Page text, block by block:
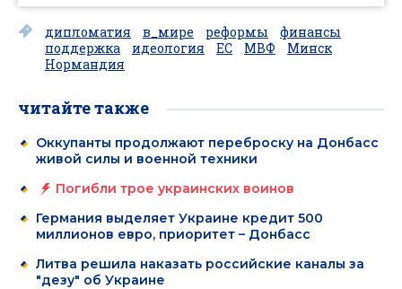
дипломатия в_мире реформы
финансы
поддержка
идеология ЕС МВФ
Минск
Нормандия
читайте также
Оккупанты продолжают переброску на Донбасс
живой силы и военной техники
Погибли трое украинских воинов
Германия выделяет Украине кредит 500
миллионов евро, приоритет – Донбасс
Литва решила наказать российские каналы за
"дезу" об Украине